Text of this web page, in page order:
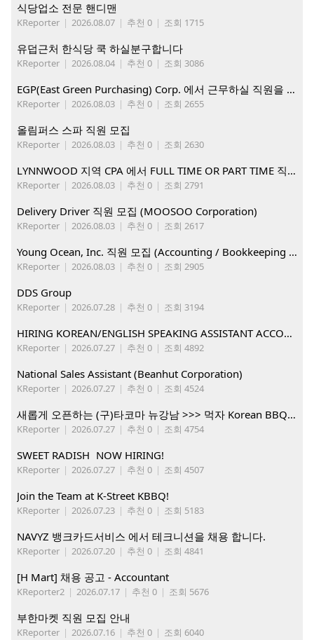
식당업소 전문 핸디맨
KReporter | 2026.08.07 | 추천 0 | 조회 1715
유덥근처 한식당 쿡 하실분구합니다
KReporter | 2026.08.04 | 추천 0 | 조회 3086
EGP(East Green Purchasing) Corp. 에서 근무하실 직원을 아래와 같이 모집합니다.
KReporter | 2026.08.03 | 추천 0 | 조회 2655
올림퍼스 스파 직원 모집
KReporter | 2026.08.03 | 추천 0 | 조회 2630
LYNNWOOD 지역 CPA 에서 FULL TIME OR PART TIME 직원을 찾습니다
KReporter | 2026.08.03 | 추천 0 | 조회 2791
Delivery Driver 직원 모집 (MOOSOO Corporation)
KReporter | 2026.08.03 | 추천 0 | 조회 2617
Young Ocean, Inc. 직원 모집 (Accounting / Bookkeeping 분야)
KReporter | 2026.08.03 | 추천 0 | 조회 2905
DDS Group
KReporter | 2026.07.28 | 추천 0 | 조회 3194
HIRING KOREAN/ENGLISH SPEAKING ASSISTANT ACCOUNT MANAGER
KReporter | 2026.07.27 | 추천 0 | 조회 4892
National Sales Assistant (Beanhut Corporation)
KReporter | 2026.07.27 | 추천 0 | 조회 4524
새롭게 오픈하는 (구)타코마 뉴강남 >>> 먹자 Korean BBQ 구인중
KReporter | 2026.07.27 | 추천 0 | 조회 4754
SWEET RADISH NOW HIRING!
KReporter | 2026.07.27 | 추천 0 | 조회 4507
Join the Team at K-Street KBBQ!
KReporter | 2026.07.23 | 추천 0 | 조회 5183
NAVYZ 뱅크카드서비스 에서 테크니션을 채용 합니다.
KReporter | 2026.07.20 | 추천 0 | 조회 4841
[H Mart] 채용 공고 - Accountant
KReporter2 | 2026.07.17 | 추천 0 | 조회 5676
부한마켓 직원 모집 안내
KReporter | 2026.07.16 | 추천 0 | 조회 6040